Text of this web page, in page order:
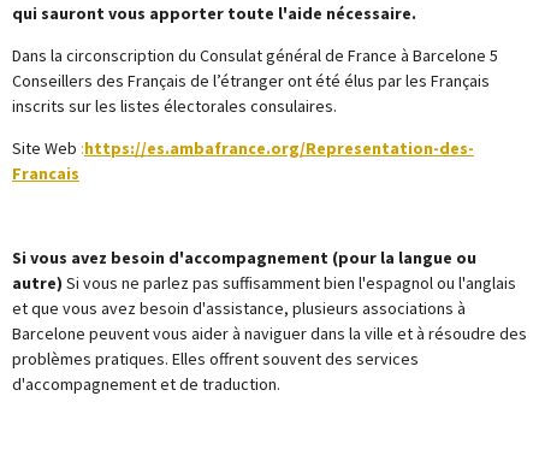
qui sauront vous apporter toute l'aide nécessaire.
Dans la circonscription du Consulat général de France à Barcelone 5
Conseillers des Français de l’étranger ont été élus par les Français
inscrits sur les listes électorales consulaires.
Site Web :https://es.ambafrance.org/Representation-des-
Francais
Si vous avez besoin d'accompagnement (pour la langue ou
autre) Si vous ne parlez pas suffisamment bien l'espagnol ou l'anglais
et que vous avez besoin d'assistance, plusieurs associations à
Barcelone peuvent vous aider à naviguer dans la ville et à résoudre des
problèmes pratiques. Elles offrent souvent des services
d'accompagnement et de traduction.